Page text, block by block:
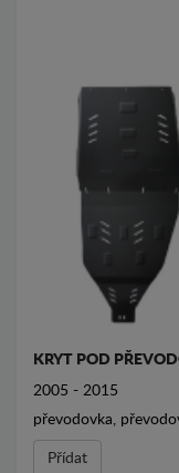
KRYT POD
2005 - 2015
převodovka,
Přídat